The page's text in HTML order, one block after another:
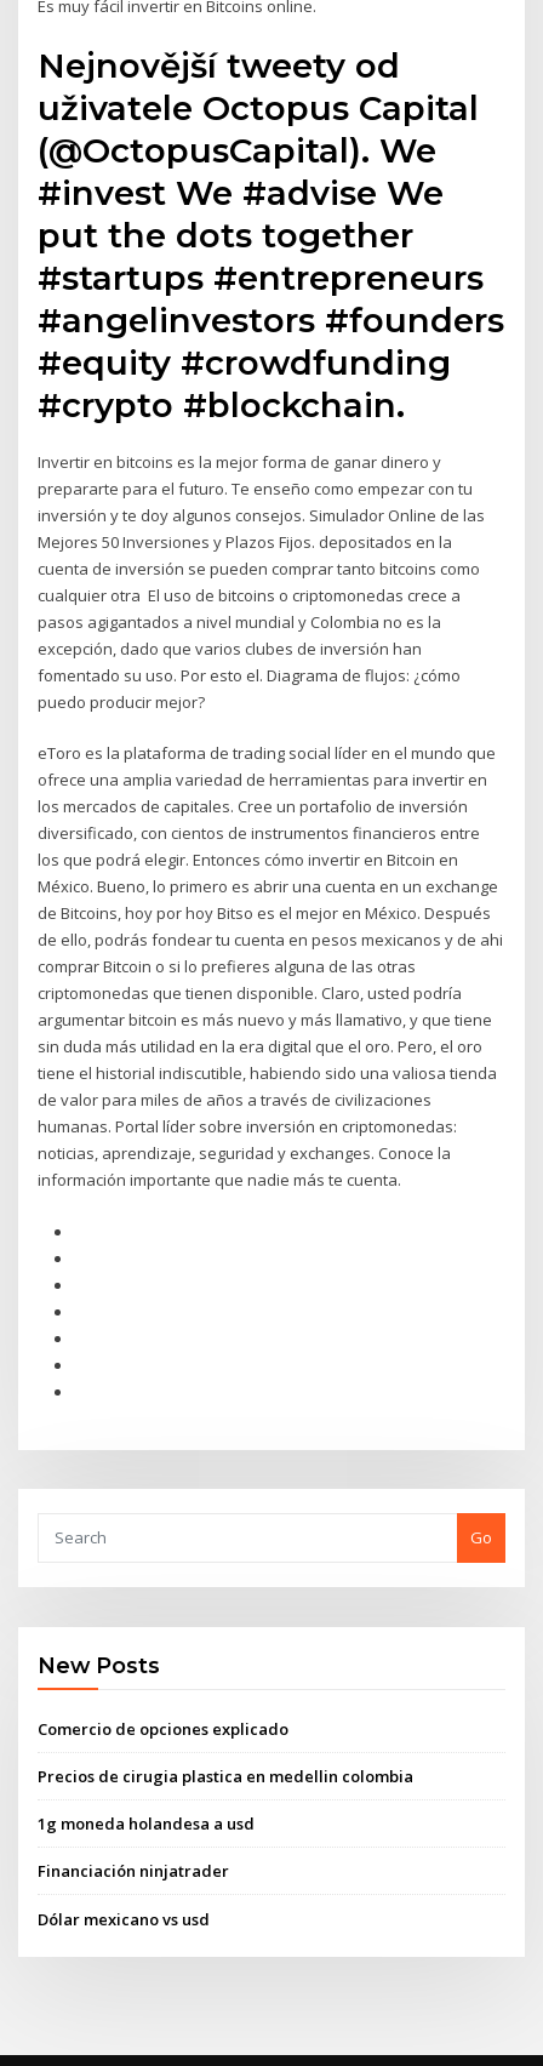
Es muy fácil invertir en Bitcoins online.
Nejnovější tweety od
uživatele Octopus Capital
(@OctopusCapital). We
#invest We #advise We
put the dots together
#startups #entrepreneurs
#angelinvestors #founders
#equity #crowdfunding
#crypto #blockchain.
Invertir en bitcoins es la mejor forma de ganar dinero y
prepararte para el futuro. Te enseño como empezar con tu
inversión y te doy algunos consejos. Simulador Online de las
Mejores 50 Inversiones y Plazos Fijos. depositados en la
cuenta de inversión se pueden comprar tanto bitcoins como
cualquier otra El uso de bitcoins o criptomonedas crece a
pasos agigantados a nivel mundial y Colombia no es la
excepción, dado que varios clubes de inversión han
fomentado su uso. Por esto el. Diagrama de flujos: ¿cómo
puedo producir mejor?
eToro es la plataforma de trading social líder en el mundo que
ofrece una amplia variedad de herramientas para invertir en
los mercados de capitales. Cree un portafolio de inversión
diversificado, con cientos de instrumentos financieros entre
los que podrá elegir. Entonces cómo invertir en Bitcoin en
México. Bueno, lo primero es abrir una cuenta en un exchange
de Bitcoins, hoy por hoy Bitso es el mejor en México. Después
de ello, podrás fondear tu cuenta en pesos mexicanos y de ahi
comprar Bitcoin o si lo prefieres alguna de las otras
criptomonedas que tienen disponible. Claro, usted podría
argumentar bitcoin es más nuevo y más llamativo, y que tiene
sin duda más utilidad en la era digital que el oro. Pero, el oro
tiene el historial indiscutible, habiendo sido una valiosa tienda
de valor para miles de años a través de civilizaciones
humanas. Portal líder sobre inversión en criptomonedas:
noticias, aprendizaje, seguridad y exchanges. Conoce la
información importante que nadie más te cuenta.
Go
New Posts
Comercio de opciones explicado
Precios de cirugia plastica en medellin colombia
1g moneda holandesa a usd
Financiación ninjatrader
Dólar mexicano vs usd